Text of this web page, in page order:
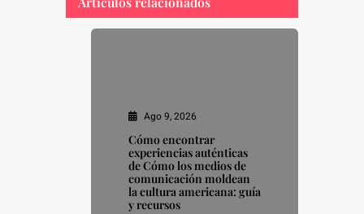
Ago 9, 2026
Cómo encontrar
experiencias auténticas
de Cómo los medios de
comunicación moldean
la cultura americana: guía
y recursos